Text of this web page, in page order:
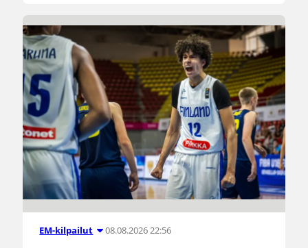
EM-kilpailut 08.08.2026 22:56